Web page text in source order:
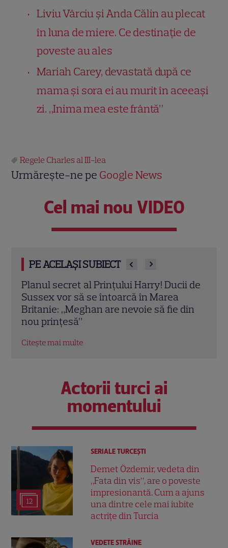
Liviu Vârciu și Anda Călin au plecat
în luna de miere. Ce destinație de
poveste au ales
Mariah Carey, devastată după ce
mama și sora ei au murit în aceeași
zi. „Inima mea este frântă”
Regele Charles al III-lea
Urmărește-ne pe Google News
Cel mai nou VIDEO
PE ACELAȘI SUBIECT
Regele Charles refuză să se mute în
Palatul Buckingham, deși renovarea a
costat o avere! Cât a plătit suveranul pe
taxe
Citește mai multe
Actorii turci ai
momentului
12
SERIALE TURCEŞTI
Demet Özdemir, vedeta din
„Fata din vis”, are o poveste
impresionantă. Cum a ajuns
una dintre cele mai iubite
actrițe din Turcia
VEDETE STRĂINE